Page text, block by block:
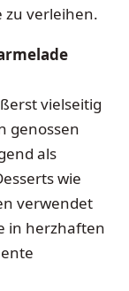
zu verleihen.
vielseitig
genossen
als
wie
verwendet
in herzhaften